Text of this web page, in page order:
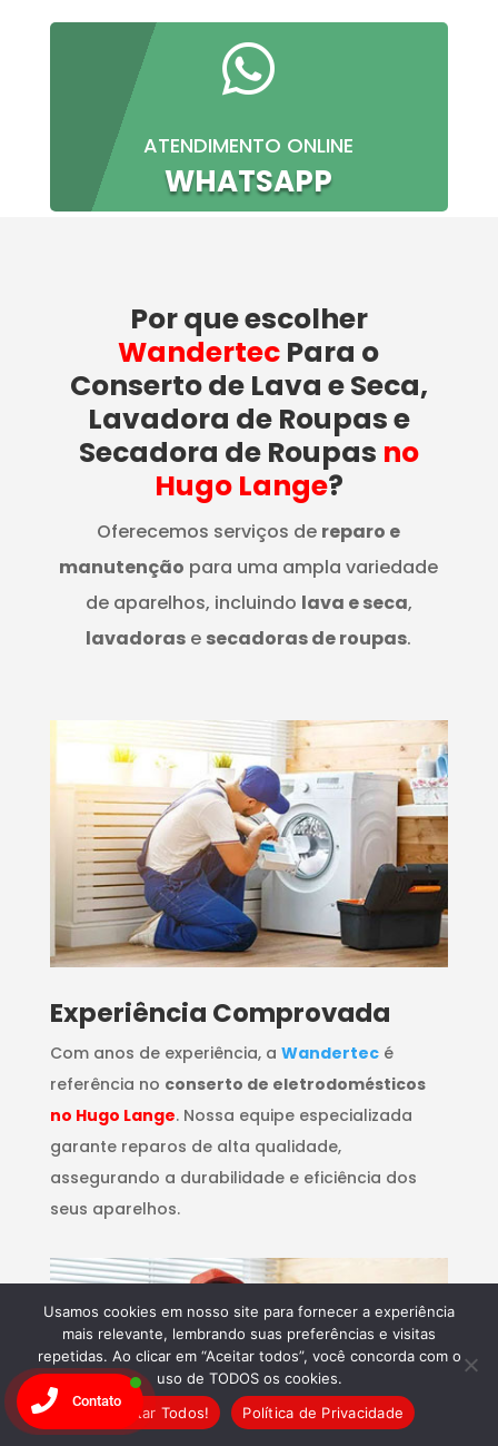

ATENDIMENTO ONLINE
WHATSAPP
Por que escolher
Wandertec Para o
Conserto de Lava e Seca,
Lavadora de Roupas e
Secadora de Roupas no
Hugo Lange?
Oferecemos serviços de reparo e
manutenção para uma ampla variedade
de aparelhos, incluindo lava e seca,
lavadoras e secadoras de roupas.
​Experiência Comprovada
Com anos de experiência, a Wandertecé
referência no conserto de eletrodomésticos
no Hugo Lange. Nossa equipe especializada
garante reparos de alta qualidade,
assegurando a durabilidade e eficiência dos
seus aparelhos.
Usamos cookies em nosso site para fornecer a experiência
mais relevante, lembrando suas preferências e visitas
repetidas. Ao clicar em “Aceitar todos”, você concorda com o
uso de TODOS os cookies.
Aceitar Todos!
Política de Privacidade
Contato